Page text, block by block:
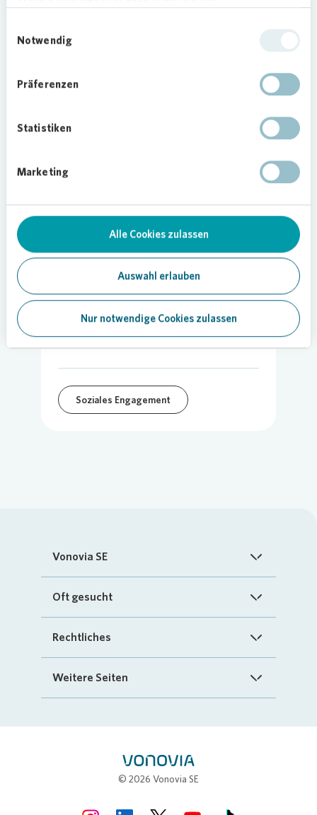
Notwendig
Präferenzen
Statistiken
Marketing
Alle Cookies zulassen
Auswahl erlauben
Nur notwendige Cookies zulassen
Klub in der Weststadt verschiedene
Dazu gehören unter anderem Turnen oder
Weitere Informationen zum Teeny-Klub finden Sie
Foto:Vonovia
Teilen
Soziales Engagement
Vonovia SE
Startseite
Investoren
Oft gesucht
FAQ
„Mein Vonovia“ App
Mein Zuhause
Rechtliches
Impressum
Weitere Seiten
© 2026 Vonovia SE